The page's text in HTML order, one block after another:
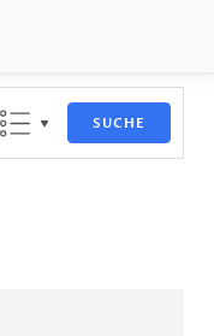
SUCHE